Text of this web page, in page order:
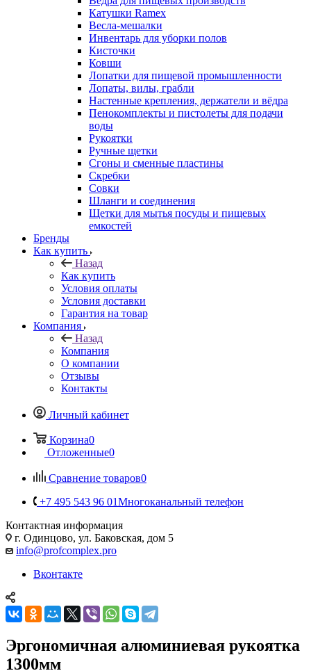
Катушки Ramex
Весла-мешалки
Инвентарь для уборки полов
Кисточки
Ковши
Лопатки для пищевой промышленности
Лопаты, вилы, грабли
Настенные крепления, держатели и вёдра
Пенокомплекты и пистолеты для подачи
воды
Рукоятки
Ручные щетки
Сгоны и сменные пластины
Скребки
Совки
Шланги и соединения
Щетки для мытья посуды и пищевых
емкостей
Бренды
Как купить
Назад
Как купить
Условия оплаты
Условия доставки
Гарантия на товар
Компания
Назад
Компания
О компании
Отзывы
Контакты
Личный кабинет
Корзина0
Отложенные0
Сравнение товаров0
+7 495 543 96 01Многоканальный телефон
Контактная информация
г. Одинцово, ул. Баковская, дом 5
info@profcomplex.pro
Вконтакте
Эргономичная алюминиевая рукоятка
1300мм